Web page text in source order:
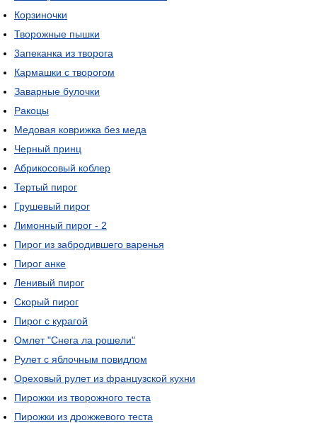
Корзиночки
Творожные пышки
3апеканка из творога
Кармашки с творогом
Заварные булочки
Ракоцы
Медовая коврижка без меда
Черный принц
Абрикосовый коблер
Тертый пирог
Грушевый пирог
Лимонный пирог - 2
Пирог из забродившего варенья
Пирог анке
Ленивый пирог
Скорый пирог
Пирог с курагой
Омлет "Снега ла рошели"
Рулет с яблочным повидлом
Ореховый рулет из французской кухни
Пирожки из творожного теста
Пирожки из дрожжевого теста